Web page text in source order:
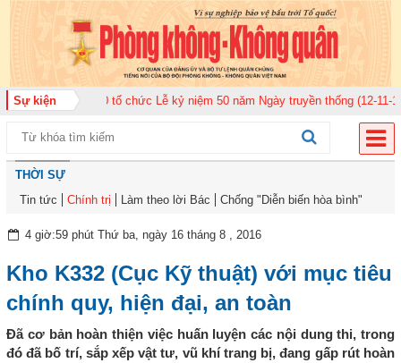
Sự kiện
quân 920 tổ chức Lễ kỷ niệm 50 năm Ngày truyền thống (12-11-1975/12-
THỜI SỰ
Tin tức
Chính trị Làm theo lời Bác Chống "Diễn biến hòa bình"
4 giờ:59 phút Thứ ba, ngày 16 tháng 8 , 2016
Kho K332 (Cục Kỹ thuật) với mục tiêu
chính quy, hiện đại, an toàn
Đã cơ bản hoàn thiện việc huấn luyện các nội dung thi, trong
đó đã bố trí, sắp xếp vật tư, vũ khí trang bị, đang gấp rút hoàn